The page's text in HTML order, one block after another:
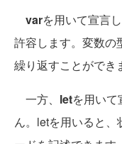
varを用いて宣言
許容します。変数の
繰り返すことができ
一方、 letを用い
ん。letを用いると、